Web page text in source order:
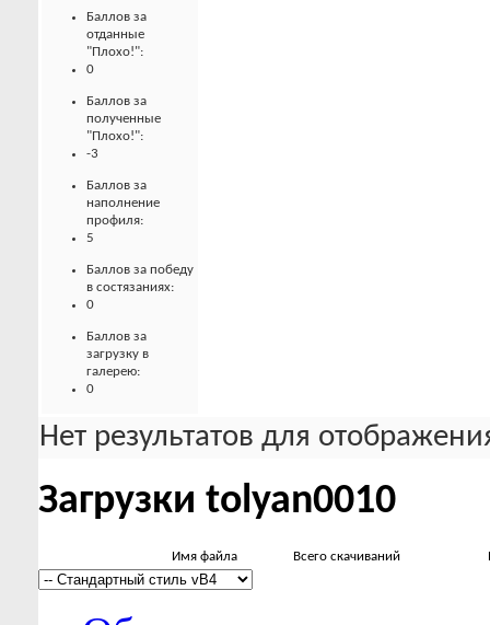
Баллов за
отданные
"Плохо!":
0
Баллов за
полученные
"Плохо!":
-3
Баллов за
наполнение
профиля:
5
Баллов за победу
в состязаниях:
0
Баллов за
загрузку в
галерею:
0
Нет результатов для
Загрузки tolyan0010
Имя файла Всего скачиваний